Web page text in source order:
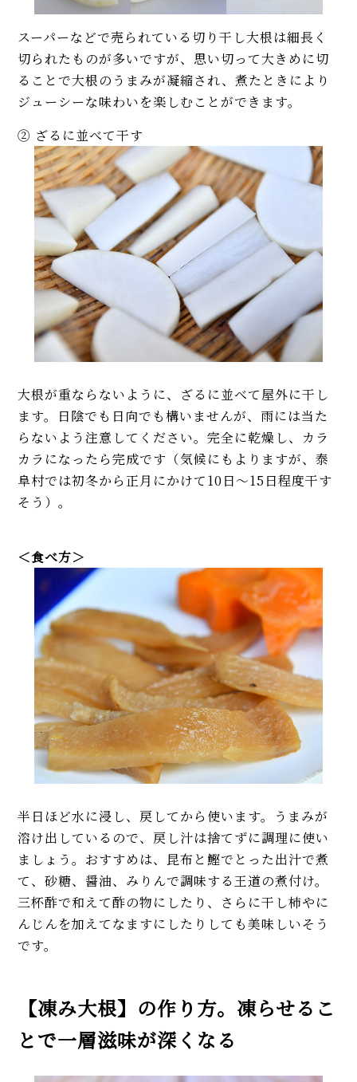
スーパーなどで売られている切り干し大根は細長く
切られたものが多いですが、思い切って大きめに切
ることで大根のうまみが凝縮され、煮たときにより
ジューシーな味わいを楽しむことができます。
② ざるに並べて干す
大根が重ならないように、ざるに並べて屋外に干し
ます。日陰でも日向でも構いませんが、雨には当た
らないよう注意してください。完全に乾燥し、カラ
カラになったら完成です（気候にもよりますが、泰
阜村では初冬から正月にかけて10日〜15日程度干す
そう）。
＜食べ方＞
半日ほど水に浸し、戻してから使います。うまみが
溶け出しているので、戻し汁は捨てずに調理に使い
ましょう。おすすめは、昆布と鰹でとった出汁で煮
て、砂糖、醤油、みりんで調味する王道の煮付け。
三杯酢で和えて酢の物にしたり、さらに干し柿やに
んじんを加えてなますにしたりしても美味しいそう
です。
【凍み大根】の作り方。凍らせるこ
とで一層滋味が深くなる